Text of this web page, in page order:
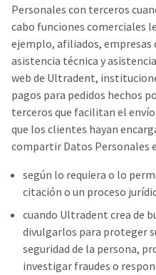
Personales con terceros
cabo funciones comerciales
ejemplo, afiliados,
asistencia técnica y
web de Ultradent,
pagos para pedidos hechos
terceros que facilitan el
que los clientes hayan
compartir Datos Personales
según lo requiera o lo
citación o un proceso
cuando Ultradent crea de
divulgarlos para proteger
seguridad de la persona,
investigar fraudes o